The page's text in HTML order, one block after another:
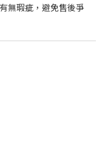
無瑕疵，避免售後爭